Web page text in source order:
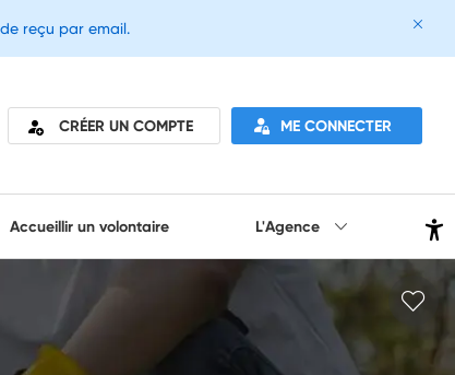
CRÉER UN COMPTE ME CONNECTER
Accueillir un volontaire L'Agence
reçu par email.